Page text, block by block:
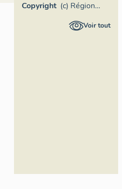
Copyright (c) Région
Provence-Voir tout